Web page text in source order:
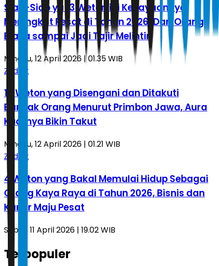
Siap-Siap ya! 3 Weton ini Kekayaannya
Meningkat Pesat di Tahun 2026, Dari Orang
Biasa sampai Jadi Tajir Melintir
Minggu, 12 April 2026 | 01.35 WIB
Zodiak
10 Weton yang Disengani dan Ditakuti
Banyak Orang Menurut Primbon Jawa, Aura
Kuatnya Bikin Takut
Minggu, 12 April 2026 | 01.21 WIB
Zodiak
4 Weton yang Bakal Memulai Hidup Sebagai
Orang Kaya Raya di Tahun 2026, Bisnis dan
Karier Maju Pesat
Sabtu, 11 April 2026 | 19.02 WIB
Terpopuler